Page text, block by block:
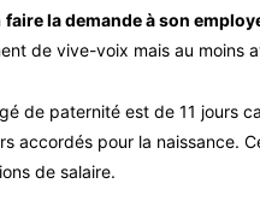
faire la demande à son
de vive-voix mais au
de paternité est de 11 jours
accordés pour la naissance.
de salaire.